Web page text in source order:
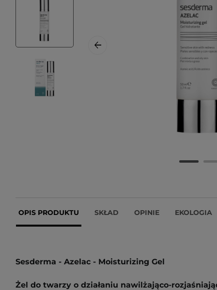
OPIS PRODUKTU SKŁAD OPINIE EKOLOGIA
Sesderma - Azelac - Moisturizing Gel
Żel do twarzy o działaniu nawilżająco-